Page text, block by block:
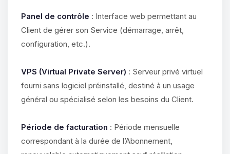
Panel de contrôle : Interface web permettant au
Client de gérer son Service (démarrage, arrêt,
configuration, etc.).
VPS (Virtual Private Server) : Serveur privé virtuel
fourni sans logiciel préinstallé, destiné à un usage
général ou spécialisé selon les besoins du Client.
Période de facturation : Période mensuelle
correspondant à la durée de l’Abonnement,
Youpi, enfin quelqu’un pour me